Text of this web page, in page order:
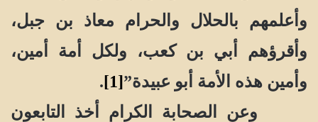
وأعلمهم بالحلال والحرام معاذ بن جبل،
وأقرؤهم أبي بن كعب، ولكل أمة أمين،
وأمين هذه الأمة أبو عبيدة”[1]
.
وعن الصحابة الكرام أخذ التابعون